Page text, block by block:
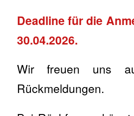
Deadline für die
30.04.2026.
Wir freuen uns
Rückmeldungen.